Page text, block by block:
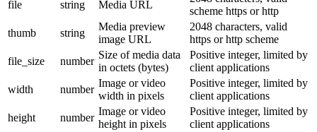
file string Media URL
scheme https or http
thumb
string
Media preview
image URL
2048 characters, valid
https or http scheme
file_size
number
Size of media data
in octets (bytes)
Positive integer, limited by
client applications
width
number
Image or video
width in pixels
Positive integer, limited by
client applications
height
number
Image or video
height in pixels
Positive integer, limited by
client applications